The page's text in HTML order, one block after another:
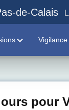
de-Calais
Vigilance
pour